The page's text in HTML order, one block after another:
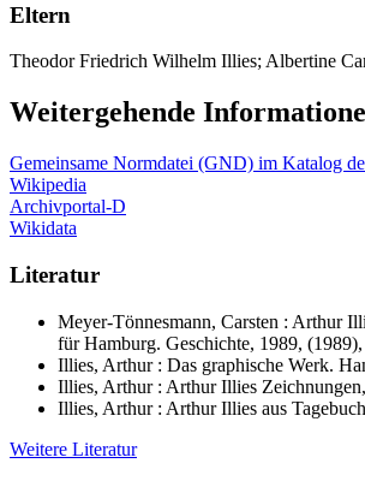
Eltern
Theodor Friedrich Wilhelm Illies; Albertine
Weitergehende
Gemeinsame Normdatei (GND) im Katalog
Wikipedia
Archivportal-D
Wikidata
Literatur
Meyer-Tönnesmann, Carsten : Arthur
für Hamburg. Geschichte, 1989,
Illies, Arthur : Das graphische Werk.
Illies, Arthur : Arthur Illies
Illies, Arthur : Arthur Illies aus
Weitere Literatur